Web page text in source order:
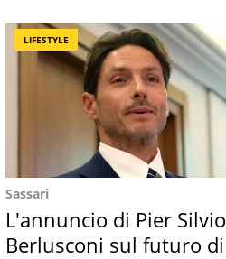
LIFESTYLE
Sassari
L'annuncio di Pier Silvio
Berlusconi sul futuro di